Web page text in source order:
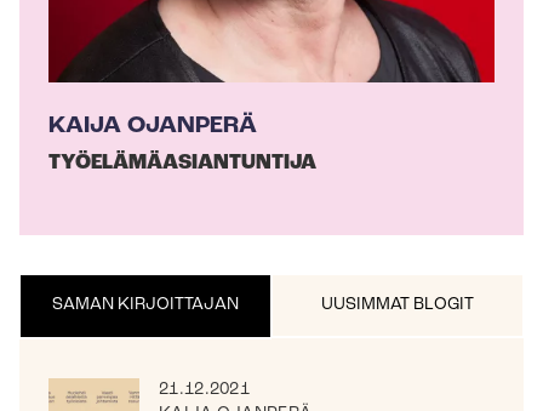
KAIJA OJANPERÄ
TYÖ­ELÄ­MÄ­ASIAN­TUN­TI­JA
SAMAN KIRJOITTAJAN UUSIMMAT BLOGIT
21.12.2021